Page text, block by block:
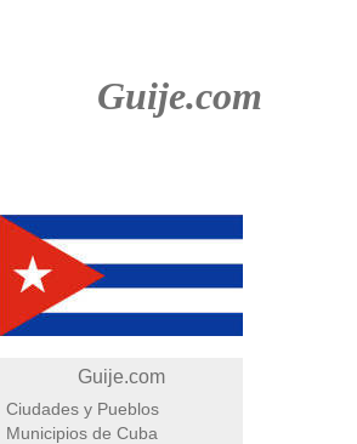
Guije.com
Guije.com
Ciudades y Pueblos
Municipios de Cuba